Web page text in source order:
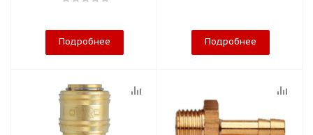
Подробнее Подробнее